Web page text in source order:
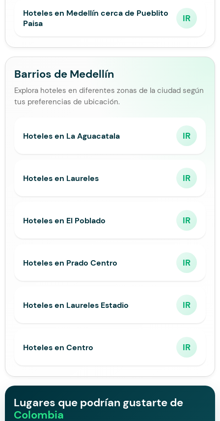
Hoteles en Medellín cerca de Pueblito
Paisa
IR
Barrios de Medellín
Explora hoteles en diferentes zonas de la ciudad según
tus preferencias de ubicación.
Hoteles en La Aguacatala IR
Hoteles en Laureles IR
Hoteles en El Poblado IR
Hoteles en Prado Centro IR
Hoteles en Laureles Estadio IR
Hoteles en Centro IR
Lugares que podrían gustarte de
Colombia